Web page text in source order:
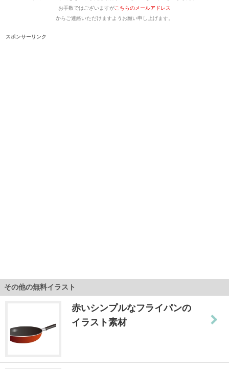
お手数ではございますがこちらのメールアドレス
からご連絡いただけますようお願い申し上げます。
スポンサーリンク
その他の無料イラスト
赤いシンプルなフライパンの
イラスト素材